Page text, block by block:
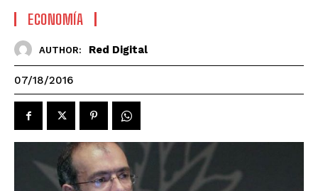
ECONOMÍA
AUTHOR: Red Digital
07/18/2016